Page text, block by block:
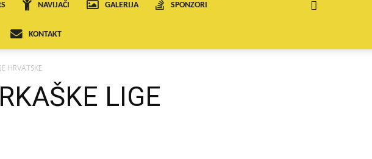
NAVIJAČI GALERIJA SPONZORI
KONTAKT
HRVATSKE
LIGE